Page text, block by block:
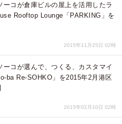
ーコが倉庫ビルの屋上を活用したラ
Rooftop Lounge「PARKING」を
2015年11月25日 02時
ーコが選んで、つくる、カスタマイ
ba Re-SOHKO」を2015年2月港区
2015年02月10日 02時